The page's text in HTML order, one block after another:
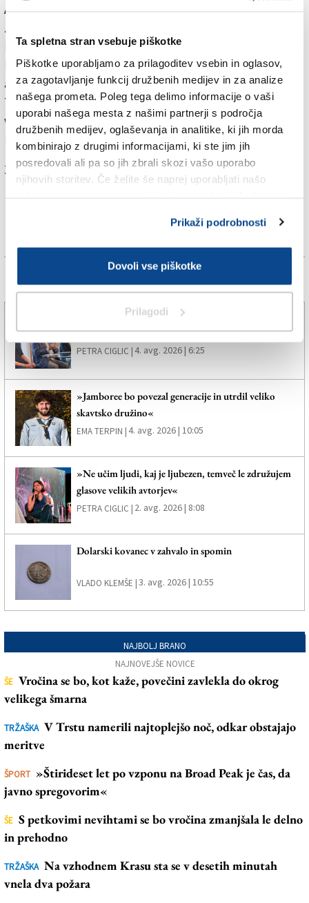
Ta spletna stran vsebuje piškotke
Piškotke uporabljamo za prilagoditev vsebin in oglasov,
za zagotavljanje funkcij družbenih medijev in za analize
našega prometa. Poleg tega delimo informacije o vaši
uporabi našega mesta z našimi partnerji s področja
družbenih medijev, oglaševanja in analitike, ki jih morda
kombinirajo z drugimi informacijami, ki ste jim jih
posredovali ali pa so jih zbrali skozi vašo uporabo
njihovih storitev. Če želite še naprej uporabljati našo
Prikaži podrobnosti
Dovoli vse piškotke
Prilagodi
Airport Marco Consalvo. Povezava z Reko bo primerna
za vse turiste, ki nameravajo poletni čas preživeti na
hrvaški obali. Obratno smer pa bodo koristili vsi tisti,
ki bodo želeli v Francijo in v severno Italijo, saj bo
avtobus ustavil tudi v Mestrah, Bergamu, Milanu in
Turinu. Rezervacija je možna na spletni strani
www.flixbus.it, vozovnice bodo na voljo od 5,99 evra
(Reka) in 34,99 evra (Nica).
Za branje in pisanje komentarjevje potrebna prijava
Več novic
V novo izvedbo z novo grafično podobo
PETRA CIGLIC | 4. avg. 2026 | 6:25
»Jamboree bo povezal generacije in utrdil veliko
skavtsko družino«
EMA TERPIN |4. avg. 2026 | 10:05
»Ne učim ljudi, kaj je ljubezen, temveč le združujem
glasove velikih avtorjev«
PETRA CIGLIC | 2. avg. 2026 | 8:08
Dolarski kovanec v zahvalo in spomin
VLADO KLEMŠE |3. avg. 2026 | 10:55
NAJBOLJ BRANO
NAJNOVEJŠE NOVICE
ŠE Vročina se bo, kot kaže, povečini zavlekla do okrog
velikega šmarna
TRŽAŠKA V Trstu namerili najtoplejšo noč, odkar obstajajo
meritve
ŠPORT »Štirideset let po vzponu na Broad Peak je čas, da
javno spregovorim«
ŠE S petkovimi nevihtami se bo vročina zmanjšala le delno
in prehodno
TRŽAŠKA Na vzhodnem Krasu sta se v desetih minutah
vnela dva požara